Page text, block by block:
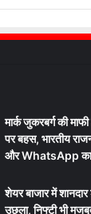
मार्क जुकरबर्ग की
पर बहस, भारतीय
और WhatsApp का
शेयर बाजार में
उछला, निफ्टी भी